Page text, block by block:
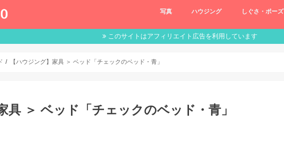
写真 ハウジング しぐさ・ポーズ
このサイトはアフィリエイト広告を利用しています
【ハウジング】家具 ＞ ベッド「チェックのベッド・青」
具 ＞ ベッド「チェックのベッド・青」